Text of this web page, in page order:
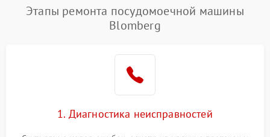
Проблемы с набором
воды
1800 ₽ Подробнее →
1700 ₽
циркуляционным насосом
2100 ₽ Подробнее →
Этапы ремонта посудомоечной машины
Blomberg
1. Диагностика неисправностей